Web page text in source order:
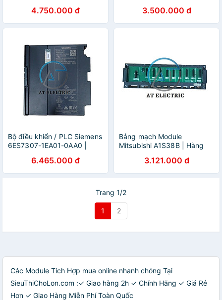
4.750.000 đ 3.500.000 đ
Bộ điều khiển / PLC Siemens
6ES7307-1EA01-0AA0 |
6.465.000 đ
Bảng mạch Module
Mitsubishi A1S38B | Hàng
3.121.000 đ
Trang 1/2
1 2
Các Module Tích Hợp mua online nhanh chóng Tại
SieuThiChoLon.com :✓ Giao hàng 2h ✓ Chính Hãng ✓ Giá Rẻ
Hơn ✓ Giao Hàng Miễn Phí Toàn Quốc